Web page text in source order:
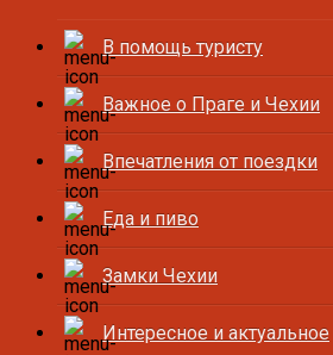
В помощь туристу
Важное о Праге и Чехии
Впечатления от поездки
Еда и пиво
Замки Чехии
Интересное и актуальное